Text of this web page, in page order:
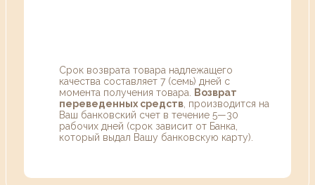
Срок возврата товара надлежащего
качества составляет 7 (семь) дней с
момента получения товара.
Возврат
переведенных средств , производится на
Ваш банковский счет в течение 5—30
рабочих дней (срок зависит от Банка,
который выдал Вашу банковскую карту).